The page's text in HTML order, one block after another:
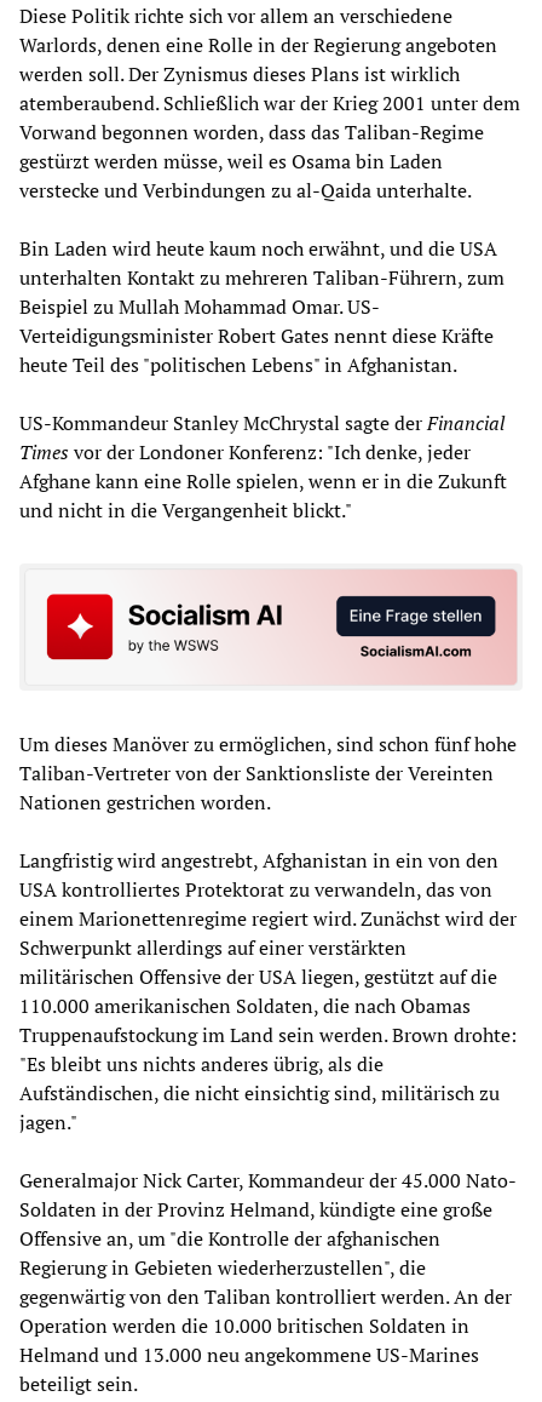
Diese Politik richte sich vor allem an verschiedene
Warlords, denen eine Rolle in der Regierung angeboten
werden soll. Der Zynismus dieses Plans ist wirklich
atemberaubend. Schließlich war der Krieg 2001 unter dem
Vorwand begonnen worden, dass das Taliban-Regime
gestürzt werden müsse, weil es Osama bin Laden
verstecke und Verbindungen zu al-Qaida unterhalte.
Bin Laden wird heute kaum noch erwähnt, und die USA
unterhalten Kontakt zu mehreren Taliban-Führern, zum
Beispiel zu Mullah Mohammad Omar. US-
Verteidigungsminister Robert Gates nennt diese Kräfte
heute Teil des "politischen Lebens" in Afghanistan.
US-Kommandeur Stanley McChrystal sagte derFinancial
Timesvor der Londoner Konferenz: "Ich denke, jeder
Afghane kann eine Rolle spielen, wenn er in die Zukunft
und nicht in die Vergangenheit blickt."
Um dieses Manöver zu ermöglichen, sind schon fünf hohe
Taliban-Vertreter von der Sanktionsliste der Vereinten
Nationen gestrichen worden.
Langfristig wird angestrebt, Afghanistan in ein von den
USA kontrolliertes Protektorat zu verwandeln, das von
einem Marionettenregime regiert wird. Zunächst wird der
Schwerpunkt allerdings auf einer verstärkten
militärischen Offensive der USA liegen, gestützt auf die
110.000 amerikanischen Soldaten, die nach Obamas
Truppenaufstockung im Land sein werden. Brown drohte:
"Es bleibt uns nichts anderes übrig, als die
Aufständischen, die nicht einsichtig sind, militärisch zu
jagen."
Generalmajor Nick Carter, Kommandeur der 45.000 Nato-
Soldaten in der Provinz Helmand, kündigte eine große
Offensive an, um "die Kontrolle der afghanischen
Regierung in Gebieten wiederherzustellen", die
gegenwärtig von den Taliban kontrolliert werden. An der
Operation werden die 10.000 britischen Soldaten in
Helmand und 13.000 neu angekommene US-Marines
beteiligt sein.